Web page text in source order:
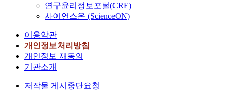
연구윤리정보포털(CRE)
사이언스온 (ScienceON)
이용약관
개인정보처리방침
개인정보 재동의
기관소개
저작물 게시중단요청